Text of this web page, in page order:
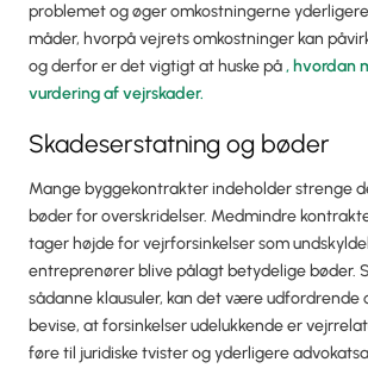
problemet og øger omkostningerne
måder, hvorpå vejrets omkostninger kan
og derfor er det vigtigt at huske på, hvordan
vurdering af vejrskader.
Skadeserstatning og bøder
Mange byggekontrakter indeholder strenge
bøder for overskridelser. Medmindre
tager højde for vejrforsinkelser som
entreprenører blive pålagt betydelige bøder.
sådanne klausuler, kan det være udfordrende
bevise, at forsinkelser udelukkende er
føre til juridiske tvister og yderligere